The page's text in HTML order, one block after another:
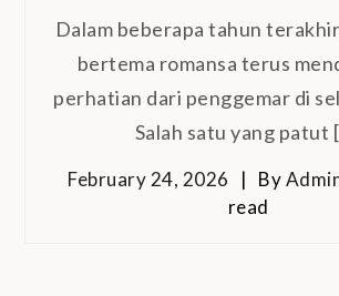
Dalam beberapa tahun
bertema romansa terus
perhatian dari penggemar di
Salah satu yang patut
February 24, 2026 By
read